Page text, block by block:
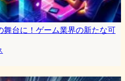
台に！ゲーム業界の新たな可